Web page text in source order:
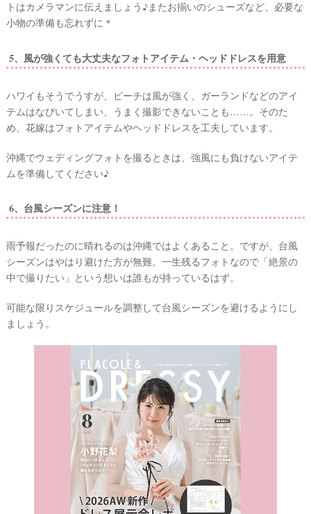
トはカメラマンに伝えましょう♪またお揃いのシューズなど、必要な
小物の準備も忘れずに＊
5、風が強くても大丈夫なフォトアイテム・ヘッドドレスを用意
ハワイもそうでうすが、ビーチは風が強く、ガーランドなどのアイ
テムはなびいてしまい、うまく撮影できないことも……。そのた
め、花嫁はフォトアイテムやヘッドドレスを工夫しています。
沖縄でウェディングフォトを撮るときは、強風にも負けないアイテ
ムを準備してください♪
6、台風シーズンに注意！
雨予報だったのに晴れるのは沖縄ではよくあること。ですが、台風
シーズンはやはり避けた方が無難。一生残るフォトなので「絶景の
中で撮りたい」という想いは誰もが持っているはず。
可能な限りスケジュールを調整して台風シーズンを避けるようにし
ましょう。
#
嫁
花
ウ
ル
ス
プ
チ
ギ
縄
ー
チ
ォ
ウ
デ
ン
グ
ア
イ
テ